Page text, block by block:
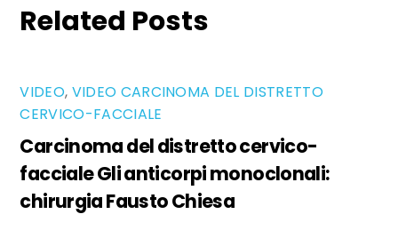
Related Posts
VIDEO, VIDEO CARCINOMA DEL DISTRETTO
CERVICO-FACCIALE
Carcinoma del distretto cervico-
facciale Gli anticorpi monoclonali:
chirurgia Fausto Chiesa